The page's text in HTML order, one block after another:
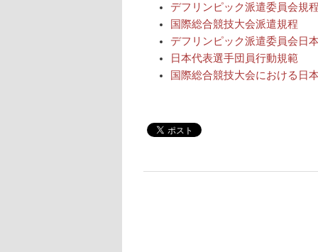
デフリンピック派遣委員会規
国際総合競技大会派遣規程
デフリンピック派遣委員会日
日本代表選手団員行動規範
国際総合競技大会における日